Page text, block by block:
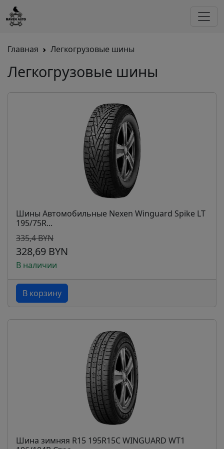
Главная Легкогрузовые шины
Легкогрузовые шины
Шины Автомобильные Nexen Winguard Spike LT
195/75R...
335,4 BYN
328,69 BYN
В наличии
В корзину
Шина зимняя R15 195R15C WINGUARD WT1